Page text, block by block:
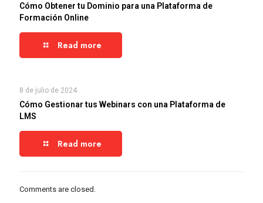
Cómo Obtener tu Dominio para una Plataforma de
Formación Online
Read more
8 de julio de 2024
Cómo Gestionar tus Webinars con una Plataforma de
LMS
Read more
Comments are closed.